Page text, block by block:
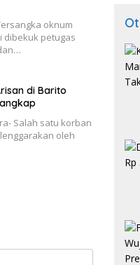
oknum
dibekuk petugas
di Barito
Salah satu korban
oleh